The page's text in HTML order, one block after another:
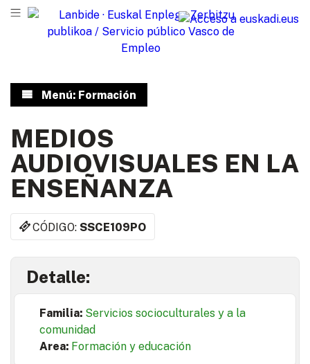
Menú: Formación
MEDIOS
AUDIOVISUALES EN LA
ENSEÑANZA
CÓDIGO:SSCE109PO
Detalle:
Familia: Servicios socioculturales y a la
comunidad
Area: Formación y educación